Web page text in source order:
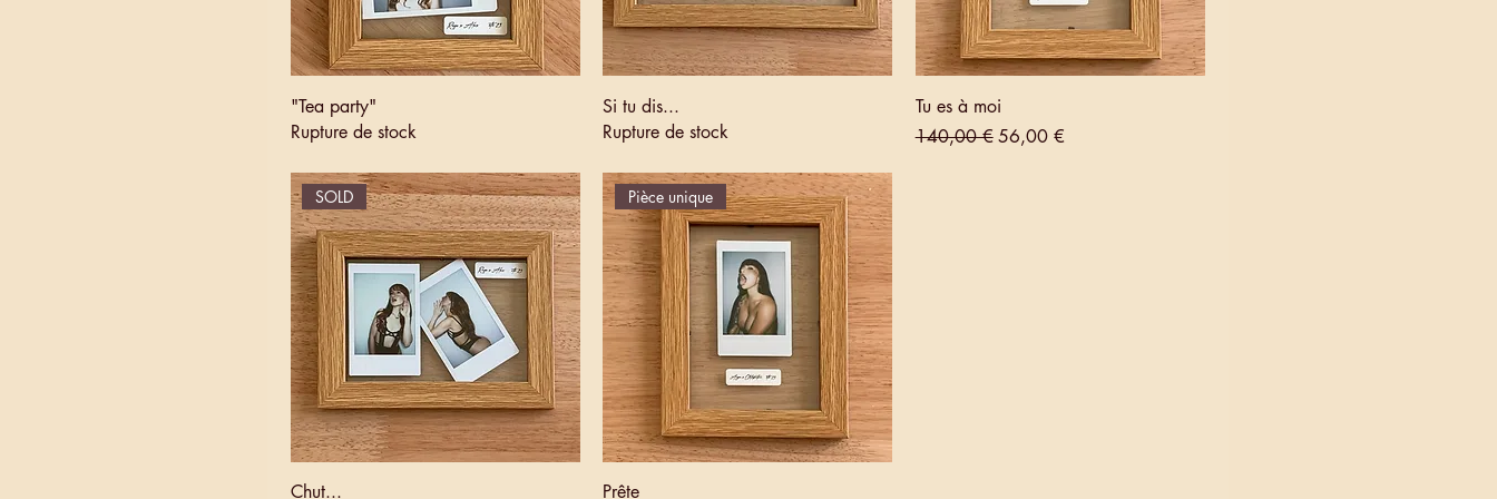
"Tea party"
Rupture de stock
Si tu dis...
Rupture de stock
Tu es à moi
Prix original
140,00 € Prix promotionnel
56,00 €
SOLD
Chut...
Pièce unique
Prête